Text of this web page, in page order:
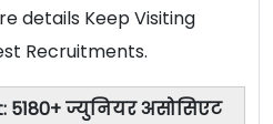
details Keep Visiting
Recruitments.
5180+ ज्युनियर असोसिएट